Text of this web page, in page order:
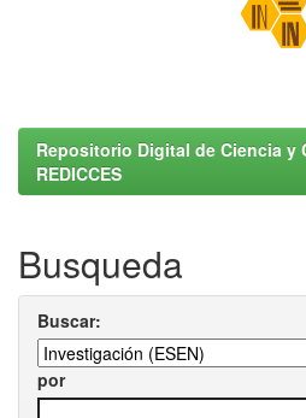
Repositorio Digital de Ciencia y
REDICCES
Busqueda
Buscar:
por